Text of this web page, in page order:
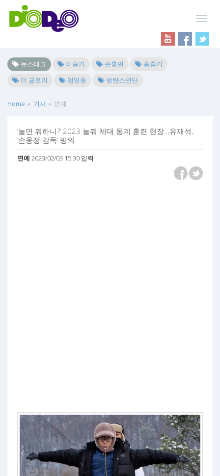
뉴스태그 이승기 손흥민
송중기
더 글로리
임영웅 방탄소년단
Home 기사 연예
‘놀면 뭐하니?’ 2023 놀뭐 체대 동계 훈련 현장…유재석,
‘손웅정 감독’ 빙의
연예 2023/02/03 15:30 입력